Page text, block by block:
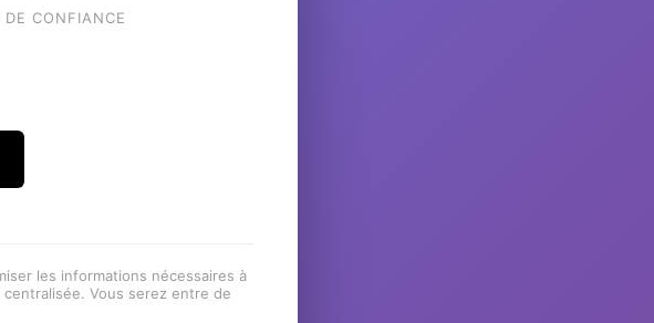
CONFIANCE
les informations nécessaires à
Vous serez entre de